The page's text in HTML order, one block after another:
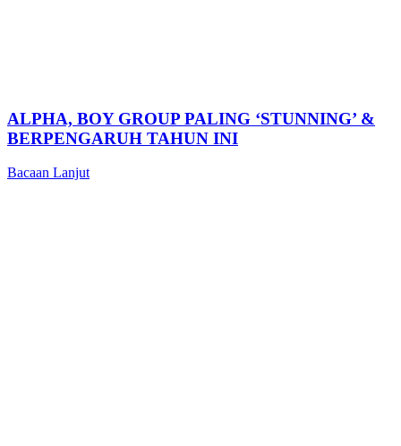
ALPHA, BOY GROUP PALING ‘STUNNING’ &
BERPENGARUH TAHUN INI
Bacaan Lanjut